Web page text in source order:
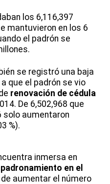
los 6,116,397
mantuvieron en los 6
el padrón se
se registró una baja
que el padrón se vio
renovación de cédula
De 6,502,968 que
solo aumentaron
%).
inmersa en
en el
aumentar el número